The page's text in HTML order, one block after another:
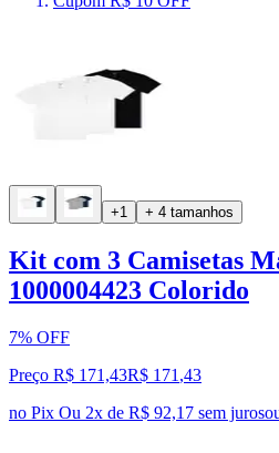
+1 + 4 tamanhos
Kit com 3 Camisetas
1000004423 Colorido
7% OFF
Preço R$ 171,43R$ 171 ,43
no Pix Ou 2x de R$ 92,17 sem juros